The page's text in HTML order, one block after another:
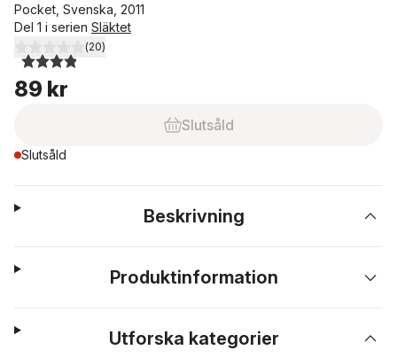
Pocket, Svenska, 2011
Del 1 i serien Släktet
3,9utav 5 stjärnor. Totalt antal röster:
(20)
89 kr
Slutsåld
Slutsåld
Beskrivning
Produktinformation
Utforska kategorier